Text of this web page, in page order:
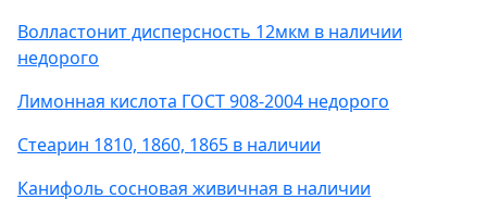
Волластонит дисперсность 12мкм в наличии
недорого
Лимонная кислота ГОСТ 908-2004 недорого
Стеарин 1810, 1860, 1865 в наличии
Канифоль сосновая живичная в наличии